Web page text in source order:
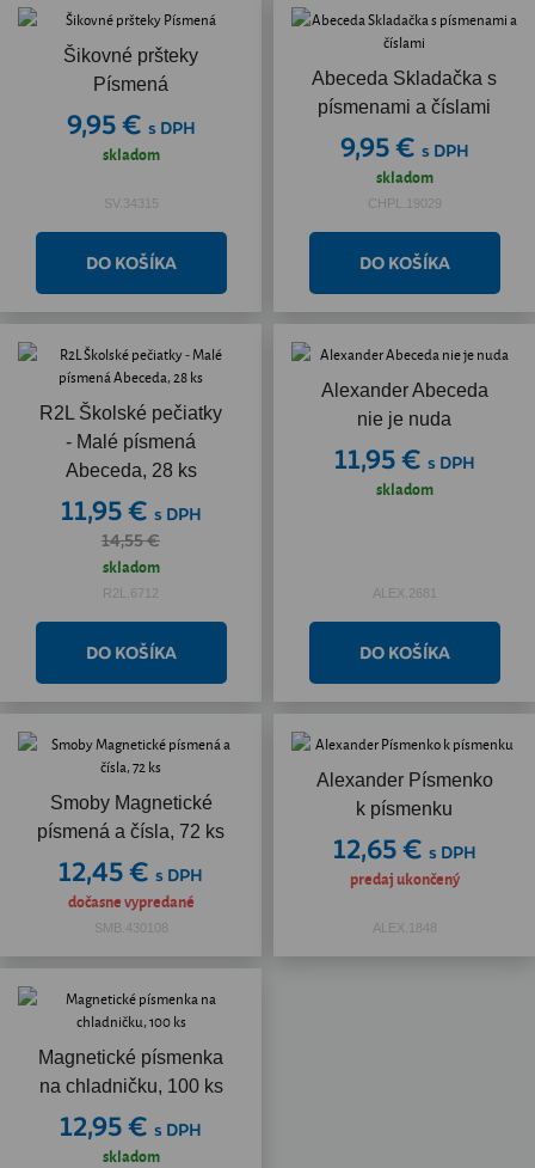
Šikovné pršteky
Písmená
9,95 € s DPH
skladom
SV.34315
Abeceda Skladačka s
písmenami a číslami
9,95 € s DPH
skladom
CHPL.19029
R2L Školské pečiatky
- Malé písmená
Abeceda, 28 ks
11,95 € s DPH
14,55 €
skladom
R2L.6712
Alexander Abeceda
nie je nuda
11,95 € s DPH
skladom
ALEX.2681
Smoby Magnetické
písmená a čísla, 72 ks
12,45 € s DPH
dočasne vypredané
SMB.430108
Alexander Písmenko
k písmenku
12,65 € s DPH
predaj ukončený
ALEX.1848
Magnetické písmenka
na chladničku, 100 ks
12,95 € s DPH
skladom